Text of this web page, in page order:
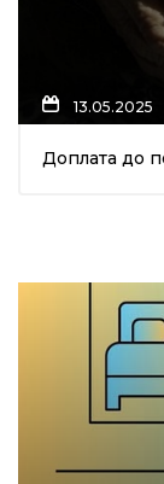
13.05.2025
Доплата до